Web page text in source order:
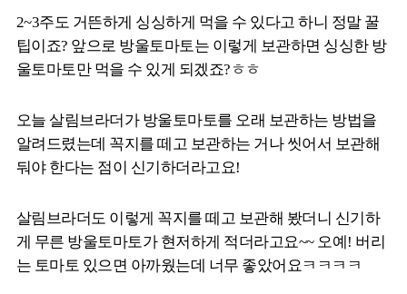
2~3주도 거뜬하게 싱싱하게 먹을 수 있다고 하니 정말 꿀
팁이죠? 앞으로 방울토마토는 이렇게 보관하면 싱싱한 방
울토마토만 먹을 수 있게 되겠죠?ㅎㅎ
오늘 살림브라더가 방울토마토를 오래 보관하는 방법을
알려드렸는데 꼭지를 떼고 보관하는 거나 씻어서 보관해
둬야 한다는 점이 신기하더라고요!
살림브라더도 이렇게 꼭지를 떼고 보관해 봤더니 신기하
게 무른 방울토마토가 현저하게 적더라고요~~ 오예! 버리
는 토마토 있으면 아까웠는데 너무 좋았어요ㅋㅋㅋㅋ